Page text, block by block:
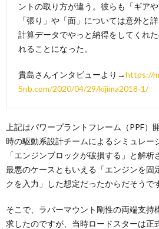
ントの取り方が違う。彼らも「ギア
「張り」や「面」については意外と
計算データでやっと納得をしてくれ
れることになった。
貴島さんインタビューより→https://
5nb.com/2020/04/29/kijima2018-1/
上記はパワープラントフレーム（PPF）
時の駆動系設計チームによるシミュレー
「エンジンブロックが破損する」と解析
最悪のケースともいえる「エンジンを固
クを入力」した想定だったからだそうで
そこで、ラバーマウント剛性の両端支持
求したのですが、当時ロードスターは正